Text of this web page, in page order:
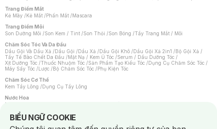
Trang Điểm Mắt
Kẻ Mày /Kẻ Mắt /Phấn Mắt /Mascara
Trang Điểm Môi
Son Dưỡng Môi /Son Kem / Tint /Son Thỏi /Son Bóng /Tẩy Trang Mắt / Môi
Chăm Sóc Tóc Và Da Đầu
Dầu Gội Và Dầu Xả /Dầu Gội /Dầu Xả /Dầu Gội Khô /Dầu Gội Xả 2in1 /Bộ Gội Xả /
Tẩy Tế Bào Chết Da Đầu /Mặt Nạ / Kem Ủ Tóc /Serum / Dầu Dưỡng Tóc /
Xịt Dưỡng Tóc /Thuốc Nhuộm Tóc /Sản Phẩm Tạo Kiểu Tóc /Dụng Cụ Chăm Sóc Tóc /
Máy Sấy Tóc /Lược /Bộ Chăm Sóc Tóc /Phụ Kiện Tóc
Chăm Sóc Cơ Thể
Kem Tẩy Lông /Dụng Cụ Tẩy Lông
Nước Hoa
Nước Hoa Nữ
Chăm Sóc Cá Nhân
BIỂU NGỮ COOKIE
Notice about cookies usage